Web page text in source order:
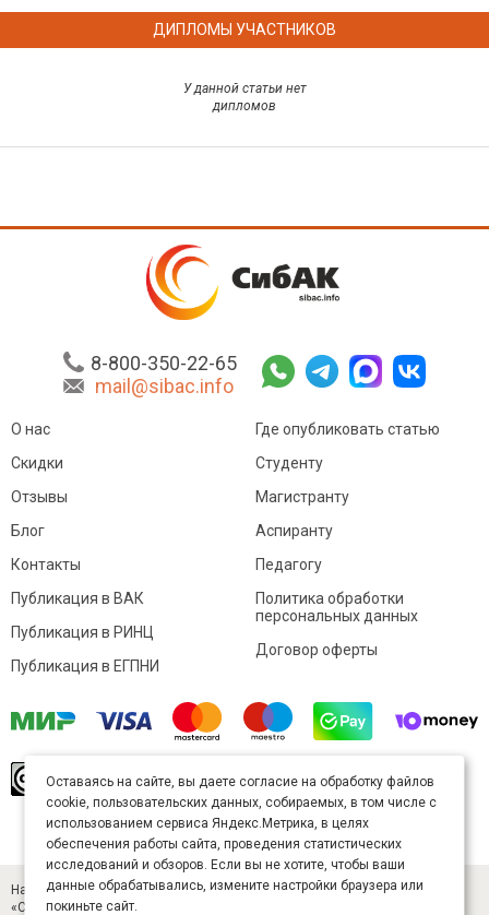
ДИПЛОМЫ УЧАСТНИКОВ
У данной статьи нет
дипломов
8-800-350-22-65
mail@sibac.info
О нас
Скидки
Отзывы
Блог
Контакты
Где опубликовать статью
Студенту
Магистранту
Аспиранту
Педагогу
Публикация в ВАК
Публикация в РИНЦ
Публикация в ЕГПНИ
Политика обработки
персональных данных
Договор оферты
произведение доступно полицензии Creative
Commons «Attribution» («Атрибуция») 4.0
Непортированная.
Карта сайта
Научный журнал «Студенческий» (ISSN 2541-9412). Издатель — ООО
«СибАК» (ИНН 5402054157). Размещается в Научной электронной
Оставаясь на сайте, вы даете согласие на обработку файлов
cookie, пользовательских данных, собираемых, в том числе с
использованием сервиса Яндекс.Метрика, в целях
обеспечения работы сайта, проведения статистических
исследований и обзоров. Если вы не хотите, чтобы ваши
данные обрабатывались, измените настройки браузера или
покиньте сайт.